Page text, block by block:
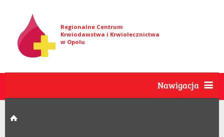
Regionalne Centrum
Krwiodawstwa i Krwiolecznictwa
w Opolu
Nawigacja